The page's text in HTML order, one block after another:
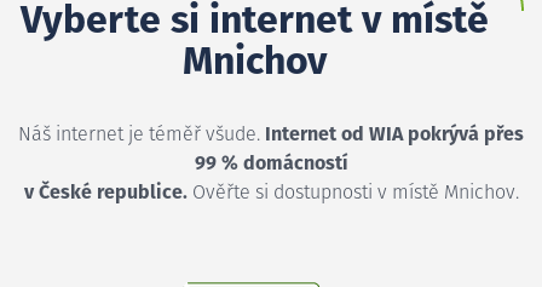
Vyberte si internet v místě
Mnichov
Náš internet je téměř všude. Internet od WIA pokrývá přes
99 % domácností
v České republice.Ověřte si dostupnosti v místě Mnichov.